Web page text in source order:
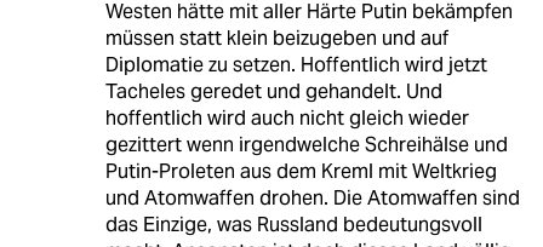
Westen hätte mit aller Härte Putin bekämpfen
müssen statt klein beizugeben und auf
Diplomatie zu setzen. Hoffentlich wird jetzt
Tacheles geredet und gehandelt. Und
hoffentlich wird auch nicht gleich wieder
gezittert wenn irgendwelche Schreihälse und
Putin-Proleten aus dem Kreml mit Weltkrieg
und Atomwaffen drohen. Die Atomwaffen sind
das Einzige, was Russland bedeutungsvoll